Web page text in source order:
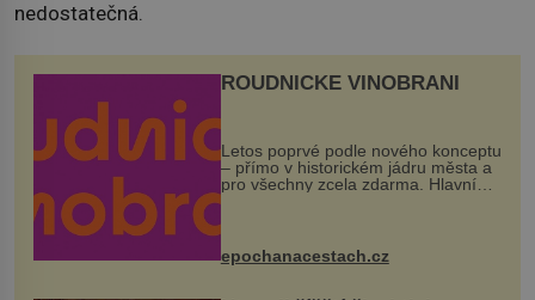
nedostatečná.
ROUDNICKÉ VINOBRANÍ
Letos poprvé podle nového konceptu
– přímo v historickém jádru města a
pro všechny zcela zdarma. Hlavní
program se odehraje na Karlově a
mohou těšit na víno, burčák, pes...
epochanacestach.cz